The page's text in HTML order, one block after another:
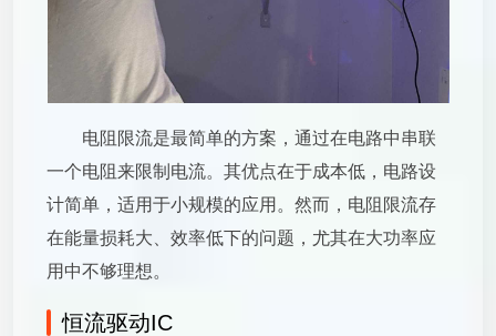
电阻限流是最简单的方案，通过在电路中串联
一个电阻来限制电流。其优点在于成本低，电路设
计简单，适用于小规模的应用。然而，电阻限流存
在能量损耗大、效率低下的问题，尤其在大功率应
用中不够理想。
恒流驱动IC